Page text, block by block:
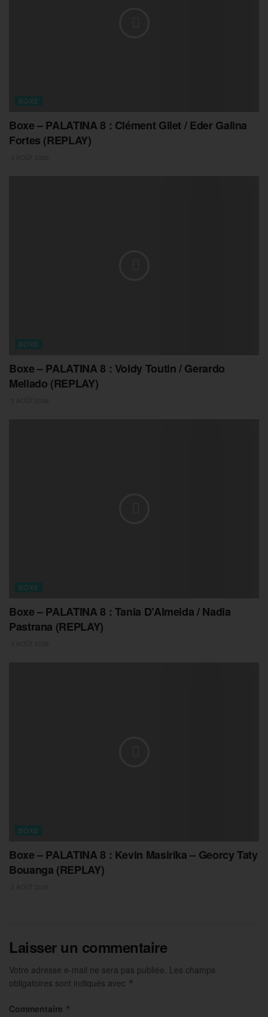
BOXE
Boxe – PALATINA 8 : Clément Gilet / Eder Galina
Fortes (REPLAY)
BOXE
Boxe – PALATINA 8 : Voldy Toutin / Gerardo
Mellado (REPLAY)
BOXE
Boxe – PALATINA 8 : Tania D’Almeida / Nadia
Pastrana (REPLAY)
BOXE
Boxe – PALATINA 8 : Kevin Masirika – Georcy Taty
Bouanga (REPLAY)
Laisser un commentaire
Votre adresse e-mail ne sera pas publiée. Les champs
obligatoires sont indiqués avec *
Commentaire *